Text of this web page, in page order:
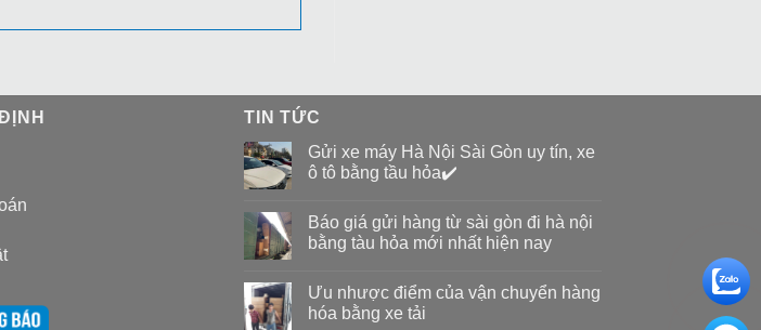
TIN TỨC
Gửi xe máy Hà Nội Sài Gòn uy tín, xe
ô tô bằng tầu hỏa✔️
Báo giá gửi hàng từ sài gòn đi hà nội
bằng tàu hỏa mới nhất hiện nay
Ưu nhược điểm của vận chuyển hàng
hóa bằng xe tải